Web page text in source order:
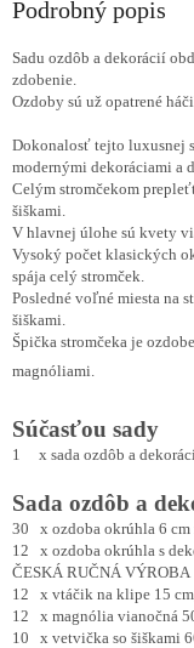
Podrobný popis
Sadu ozdôb a dekorácií
zdobenie.
Ozdoby sú už opatrené
Dokonalosť tejto luxusnej
modernými dekoráciami a
Celým stromčekom
šiškami.
V hlavnej úlohe sú kvety
Vysoký počet klasických
spája celý stromček.
Posledné voľné miesta na
šiškami.
Špička stromčeka je
magnóliami.
Súčasťou sady
1 x sada ozdôb a
Sada ozdôb a
30 x ozdoba okrúhla 6 cm
12 x ozdoba okrúhla s
ČESKÁ RUČNÁ VÝROBA
12 x vtáčik na klipe 15
12 x magnólia vianočná
10 x vetvička so šiškami